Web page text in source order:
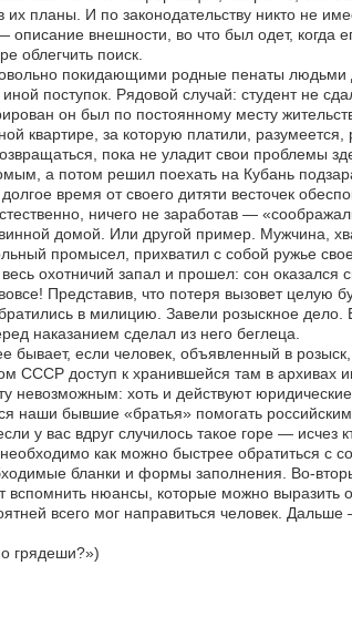
планы. И по законодательству никто не
внешности, во что был одет, когда
облегчить поиск.
покидающими родные пенаты людьми
иной поступок. Рядовой случай: студент не
он был по постоянному месту
квартире, за которую платили, разумеется,
пока не уладит свои проблемы
а потом решил поехать на Кубань
время от своего дитяти весточек
ничего не заработав —
домой. Или другой пример. Мужчина,
промысел, прихватил с собой ружье
охотничий запал и прошел: сон оказался
Представив, что потеря вызовет
в милицию. Завели розыскное дело.
наказанием сделал из него беглеца.
бывает, если человек, объявленный в
СССР доступ к хранившейся там в архивах
невозможным: хоть и действуют
наши бывшие «братья» помогать
у вас вдруг случилось такое горе — исчез
как можно быстрее обратиться с
бланки и формы заполнения. Во-
нюансы, которые можно выразить
всего мог направиться человек.
грядеши?»)